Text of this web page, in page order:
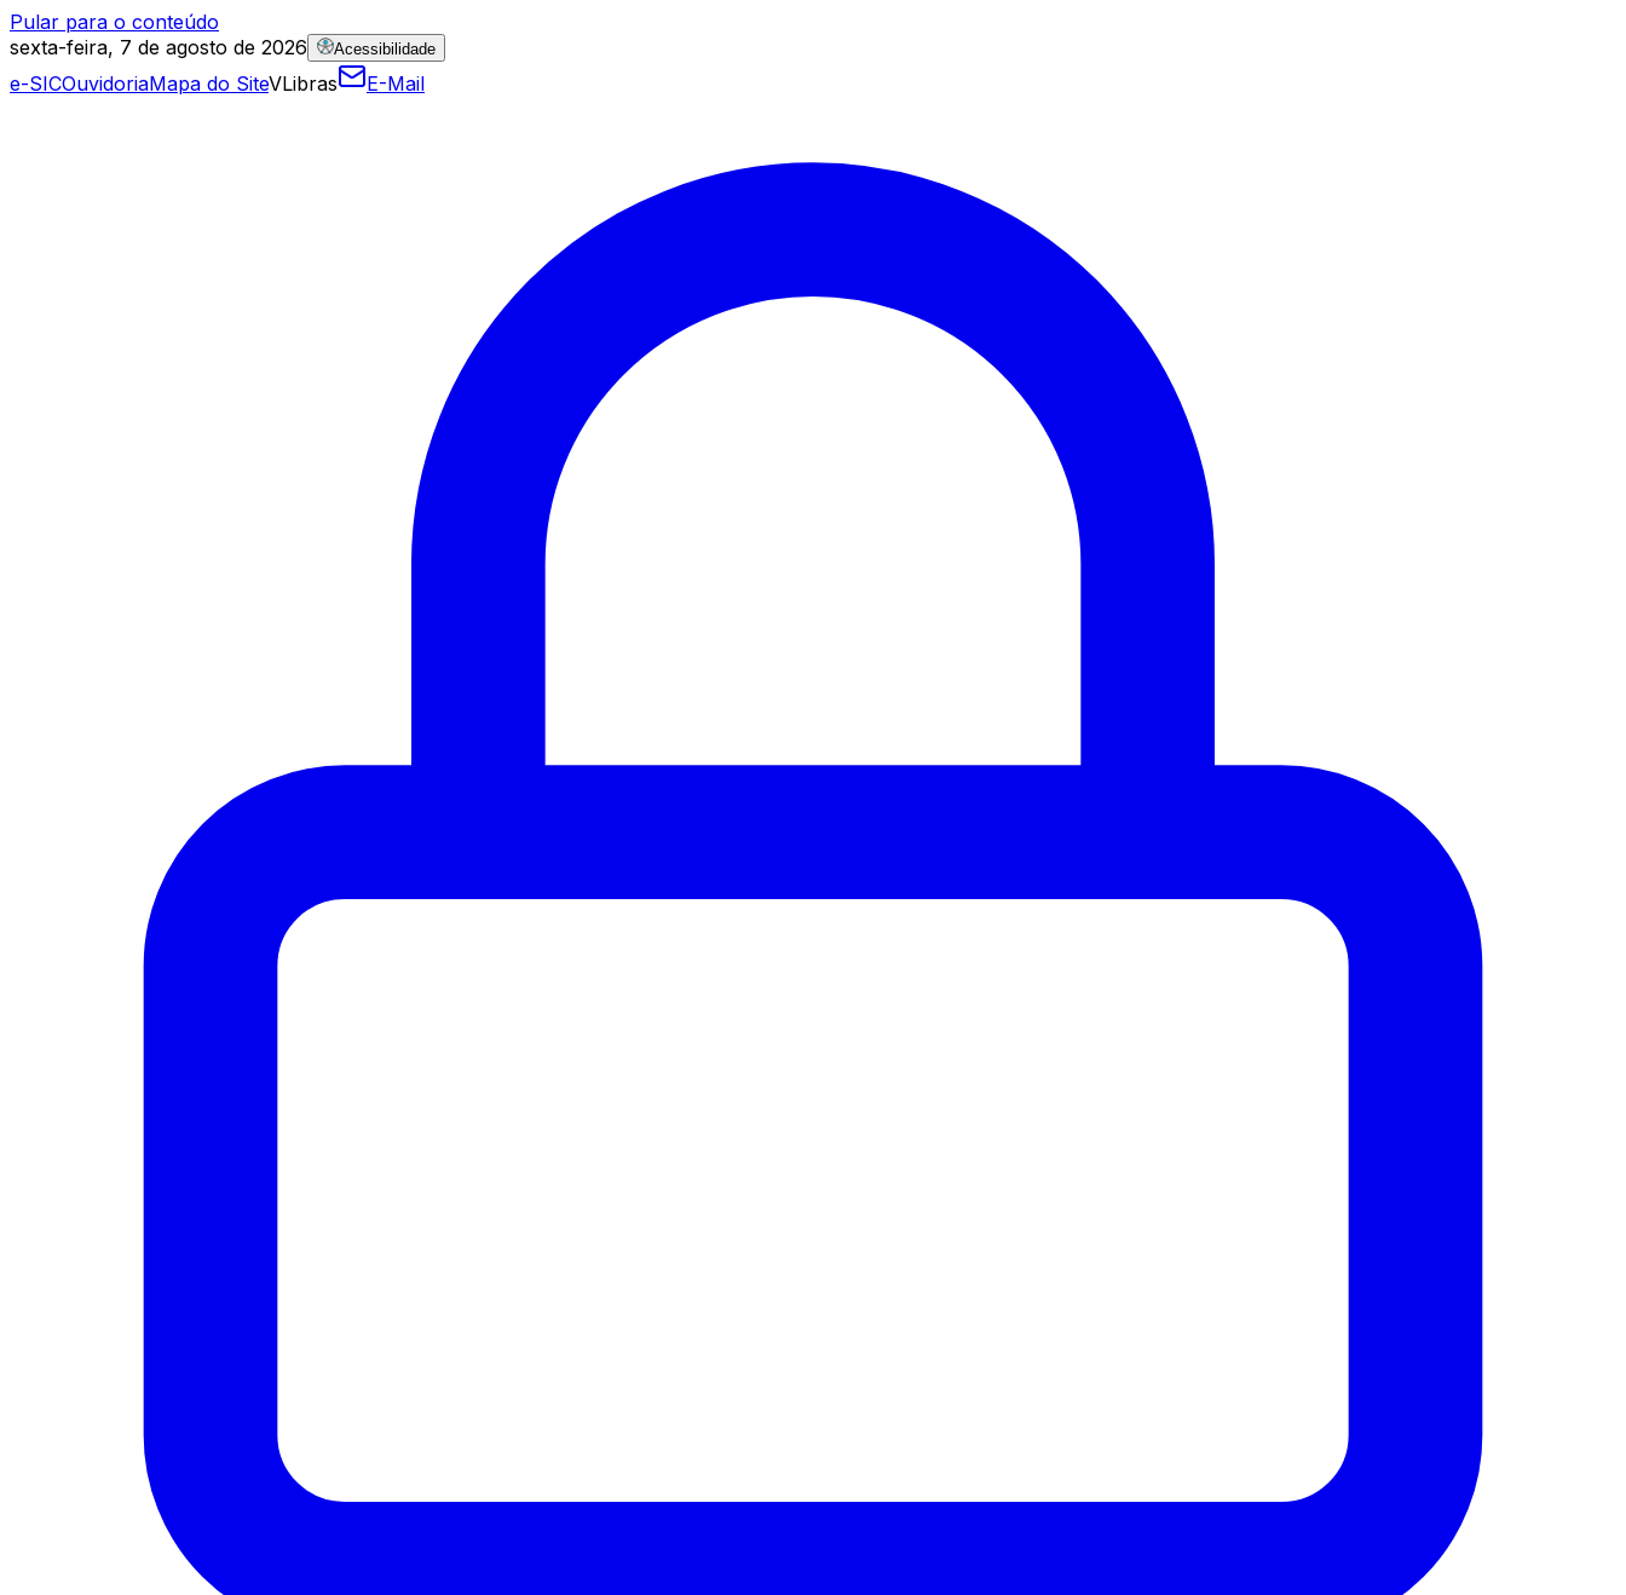
Pular para o conteúdo
sexta-feira, 7 de agosto de 2026
Acessibilidade
e-SICOuvidoriaMapa do SiteVLibras E-Mail